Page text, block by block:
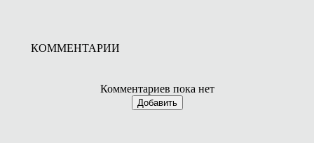
КОММЕНТАРИИ
Комментариев пока нет
Добавить